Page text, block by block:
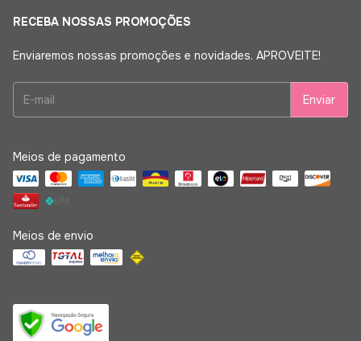
RECEBA NOSSAS PROMOÇÕES
Enviaremos nossas promoções e novidades. APROVEITE!
Meios de pagamento
Meios de envio